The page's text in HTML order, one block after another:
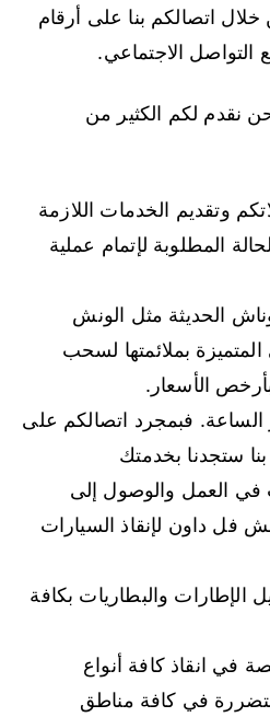
اتصالكم بنا على أرقام
التواصل الاجتماعي.
نقدم لكم الكثير من
وتقديم الخدمات اللازمة
المطلوبة لإتمام عملية
الحديثة مثل الونش
المتميزة بملائمتها لسحب
الأسعار.
الساعة. فبمجرد اتصالكم على
ستجدنا بخدمتك
في العمل والوصول إلى
فل داون لإنقاذ السيارات
الإطارات والبطاريات بكافة
في انقاذ كافة أنواع
في كافة مناطق